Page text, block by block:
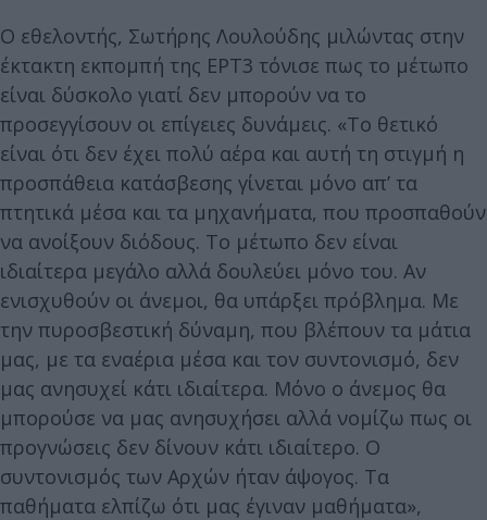
Ο εθελοντής, Σωτήρης Λουλούδης μιλώντας στην
έκτακτη εκπομπή της ΕΡΤ3 τόνισε πως το μέτωπο
είναι δύσκολο γιατί δεν μπορούν να το
προσεγγίσουν οι επίγειες δυνάμεις. «Το θετικό
είναι ότι δεν έχει πολύ αέρα και αυτή τη στιγμή η
προσπάθεια κατάσβεσης γίνεται μόνο απ’ τα
πτητικά μέσα και τα μηχανήματα, που προσπαθούν
να ανοίξουν διόδους. Το μέτωπο δεν είναι
ιδιαίτερα μεγάλο αλλά δουλεύει μόνο του. Αν
ενισχυθούν οι άνεμοι, θα υπάρξει πρόβλημα. Με
την πυροσβεστική δύναμη, που βλέπουν τα μάτια
μας, με τα εναέρια μέσα και τον συντονισμό, δεν
μας ανησυχεί κάτι ιδιαίτερα. Μόνο ο άνεμος θα
μπορούσε να μας ανησυχήσει αλλά νομίζω πως οι
προγνώσεις δεν δίνουν κάτι ιδιαίτερο. Ο
συντονισμός των Αρχών ήταν άψογος. Τα
παθήματα ελπίζω ότι μας έγιναν μαθήματα»,